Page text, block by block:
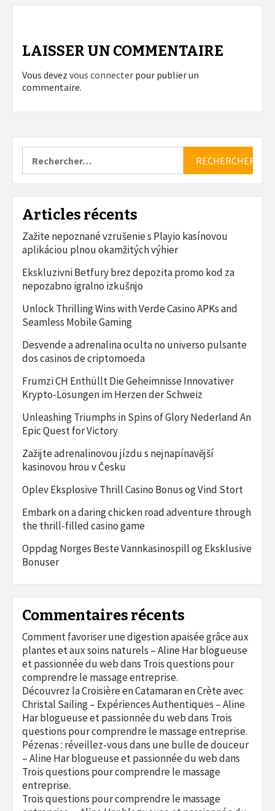
LAISSER UN COMMENTAIRE
Vous devez vous connecter pour publier un
commentaire.
Articles récents
Zažite nepoznané vzrušenie s Playio kasínovou
aplikáciou plnou okamžitých výhier
Ekskluzivni Betfury brez depozita promo kod za
nepozabno igralno izkušnjo
Unlock Thrilling Wins with Verde Casino APKs and
Seamless Mobile Gaming
Desvende a adrenalina oculta no universo pulsante
dos casinos de criptomoeda
Frumzi CH Enthüllt Die Geheimnisse Innovativer
Krypto-Lösungen im Herzen der Schweiz
Unleashing Triumphs in Spins of Glory Nederland An
Epic Quest for Victory
Zažijte adrenalinovou jízdu s nejnapínavější
kasinovou hrou v Česku
Oplev Eksplosive Thrill Casino Bonus og Vind Stort
Embark on a daring chicken road adventure through
the thrill-filled casino game
Oppdag Norges Beste Vannkasinospill og Eksklusive
Bonuser
Commentaires récents
Comment favoriser une digestion apaisée grâce aux
plantes et aux soins naturels – Aline Har blogueuse
et passionnée du webdans Trois questions pour
comprendre le massage entreprise.
Découvrez la Croisière en Catamaran en Crète avec
Christal Sailing – Expériences Authentiques – Aline
Har blogueuse et passionnée du webdans Trois
questions pour comprendre le massage entreprise.
Pézenas : réveillez-vous dans une bulle de douceur
– Aline Har blogueuse et passionnée du webdans
Trois questions pour comprendre le massage
entreprise.
Trois questions pour comprendre le massage